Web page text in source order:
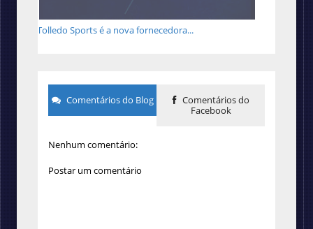
Tolledo Sports é a nova fornecedora...
Comentários do Blog
Comentários do
Facebook
Nenhum comentário:
Postar um comentário